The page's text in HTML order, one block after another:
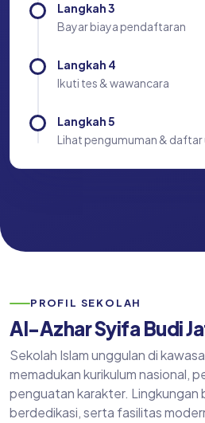
Langkah 3
Bayar biaya pendaftaran
Langkah 4
Ikuti tes & wawancara
Langkah 5
Lihat pengumuman & daftar
PROFIL SEKOLAH
Al-Azhar Syifa Budi
Sekolah Islam unggulan di
memadukan kurikulum nasional,
penguatan karakter. Lingkungan
berdedikasi, serta fasilitas